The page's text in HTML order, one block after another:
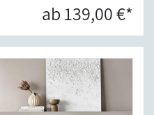
ab 139,00 €*